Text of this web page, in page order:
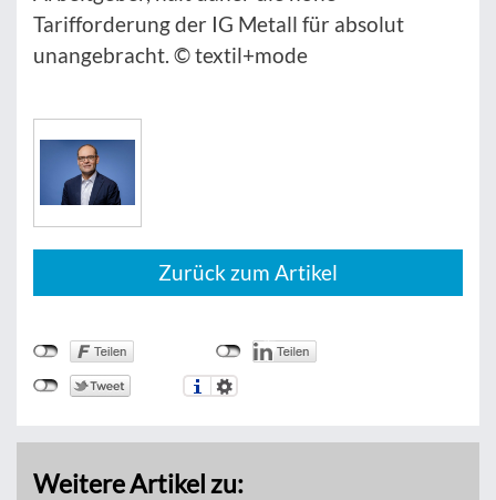
Tarifforderung der IG Metall für absolut
unangebracht. © textil+mode
Zurück zum Artikel
Weitere Artikel zu: